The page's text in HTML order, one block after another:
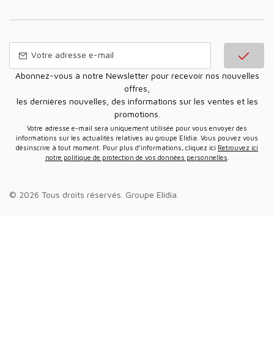
Abonnez-vous à notre Newsletter pour recevoir nos nouvelles
offres,
les dernières nouvelles, des informations sur les ventes et les
promotions.
Votre adresse e-mail sera uniquement utilisée pour vous envoyer des
informations sur les actualités relatives au groupe Elidia. Vous pouvez vous
désinscrire à tout moment. Pour plus d’informations, cliquez ici Retrouvez ici
notre politique de protection de vos données personnelles
© 2026 Tous droits réservés. Groupe Elidia